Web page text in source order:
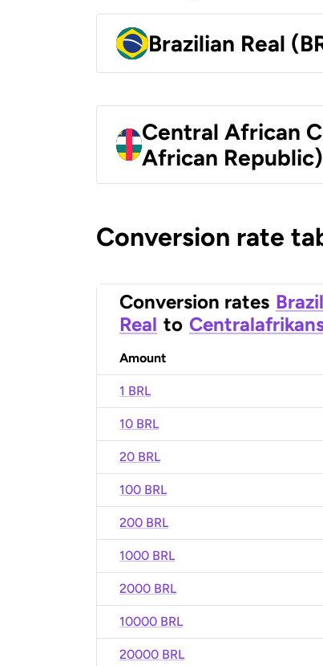
Brazilian Real
Central African
African
Conversion rate
Conversion rates
Real to
Amount
1 BRL
10 BRL
20 BRL
100 BRL
200 BRL
1000 BRL
2000 BRL
10000 BRL
20000 BRL